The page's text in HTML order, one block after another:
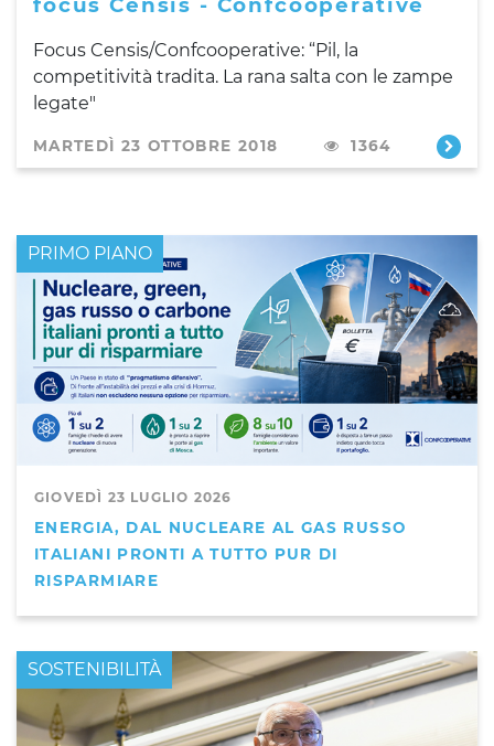
Focus Censis/Confcooperative: “Pil, la
competitività tradita. La rana salta con le zampe
legate"
MARTEDÌ 23 OTTOBRE 2018 1364
GIOVEDÌ 23 LUGLIO 2026
ENERGIA, DAL NUCLEARE AL GAS RUSSO
ITALIANI PRONTI A TUTTO PUR DI
RISPARMIARE
PRIMO PIANO
PRIMO PIANO
SOSTENIBILITÀ